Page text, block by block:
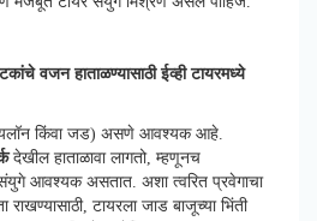
वजन हाताळण्यासाठी ईव्ही टायरमध्ये
किंवा जड) असणे आवश्यक आहे.
देखील हाताळावा लागतो, म्हणूनच
आवश्यक असतात. अशा त्वरित प्रवेगाचा
राखण्यासाठी, टायरला जाड बाजूच्या भिंती